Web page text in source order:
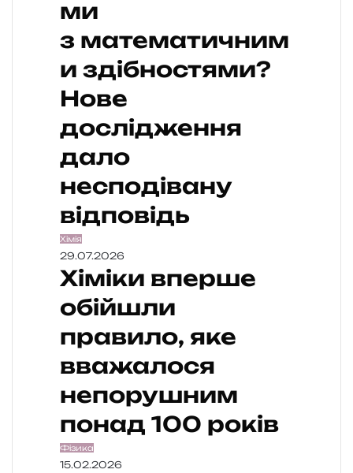
ми
з математичним
и здібностями?
Нове
дослідження
дало
несподівану
відповідь
Хімія
29.07.2026
Хіміки вперше
обійшли
правило, яке
вважалося
непорушним
понад 100 років
Фізика
15.02.2026